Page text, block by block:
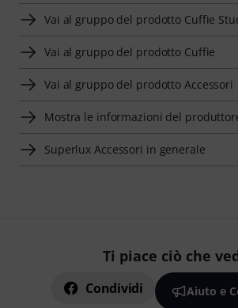
Vai al gruppo del prodotto Cuffie
Vai al gruppo del prodotto Cuffie
Vai al gruppo del prodotto Accessori
Mostra le informazioni del
Superlux Accessori in generale
Ti piace ciò che
Condividi Aiuto e